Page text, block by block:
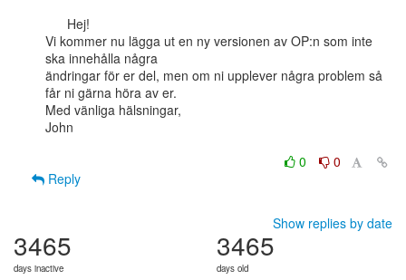
Vi kommer nu lägga ut en ny versionen av OP:n som inte
ska innehålla några
ändringar för er del, men om ni upplever några problem så
får ni gärna höra av er.
Med vänliga hälsningar,
John
0
0
Reply
Show replies by date
3465
days inactive
3465
days old